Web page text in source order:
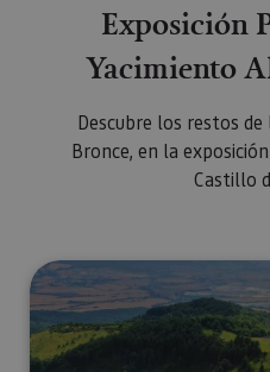
Exposición
Yacimiento
Descubre los restos
Bronce, en la
Castillo